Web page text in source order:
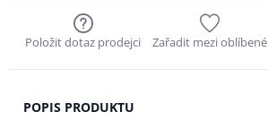
Položit dotaz prodejci Zařadit mezi oblíbené
POPIS PRODUKTU